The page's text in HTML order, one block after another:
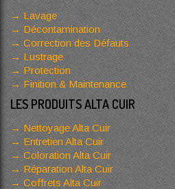
Lavage
Décontamination
Correction des Défauts
Lustrage
Protection
Finition & Maintenance
LES PRODUITS ALTA CUIR
Nettoyage Alta Cuir
Entretien Alta Cuir
Coloration Alta Cuir
Réparation Alta Cuir
Coffrets Alta Cuir